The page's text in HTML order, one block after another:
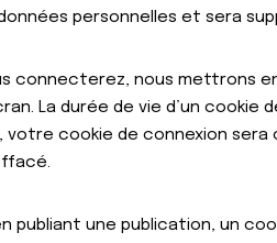
personnelles et sera
connecterez, nous mettrons
La durée de vie d’un cookie
votre cookie de connexion
publiant une publication, un